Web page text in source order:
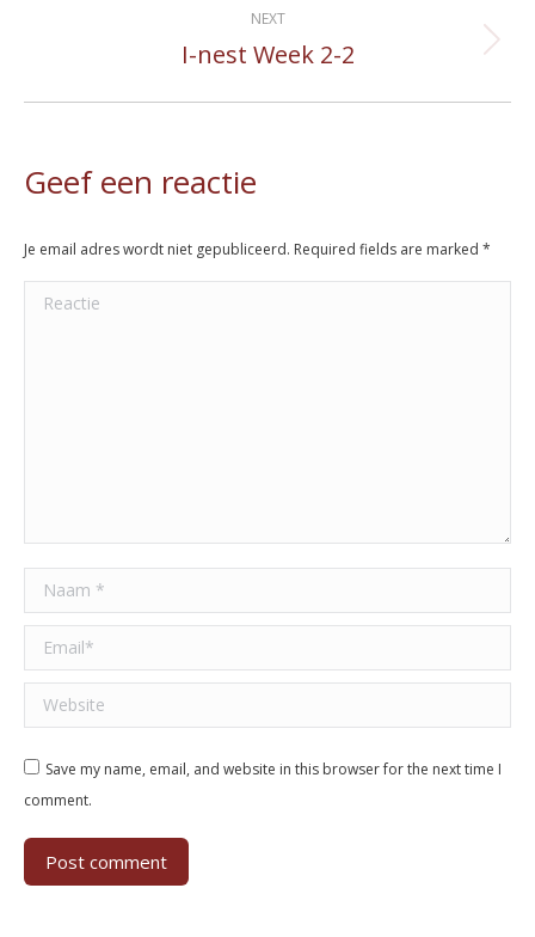
NEXT
Next
I-nest Week 2-2
Geef een reactie
Je email adres wordt niet gepubliceerd. Required fields are marked *
Reactie
Naam *
Email *
Website
Save my name, email, and website in this browser for the next time I
comment.
Post comment